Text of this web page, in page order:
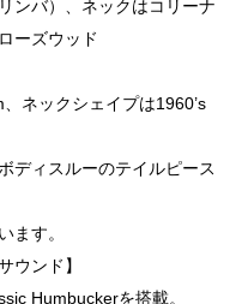
ンバ）、ネックはコリーナ
ーズウッド
ネックシェイプは1960’s
ディスルーのテイルピース
ます。
ウンド】
Humbuckerを搭載。